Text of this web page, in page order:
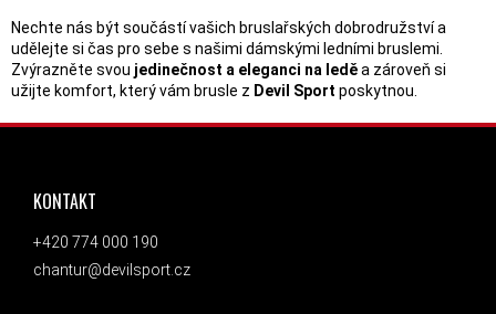
Nechte nás být součástí vašich bruslařských dobrodružství a
udělejte si čas pro sebe s našimi dámskými ledními bruslemi.
Zvýrazněte svou jedinečnost a eleganci na leděa zároveň si
užijte komfort, který vám brusle z Devil Sport poskytnou.
ZÁPATÍ
KONTAKT
+420 774 000 190
chantur@devilsport.cz